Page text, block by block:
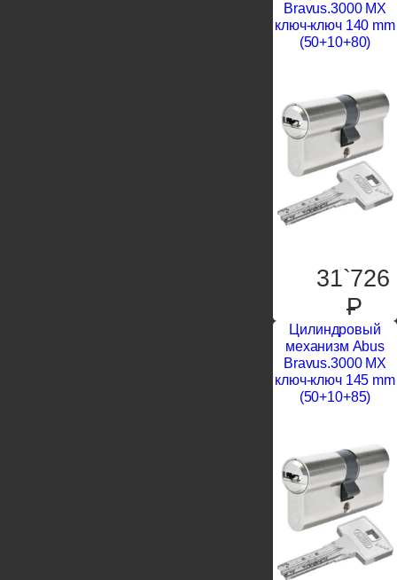
Bravus.3000 MX
ключ-ключ 140 mm
(50+10+80)
31`726
P
Цилиндровый
механизм Abus
Bravus.3000 MX
ключ-ключ 145 mm
(50+10+85)